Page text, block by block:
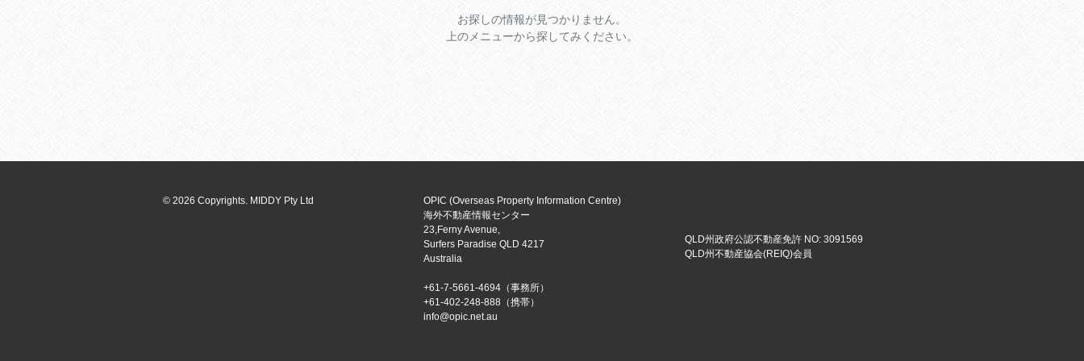
お探しの情報が見つかりません。
上のメニューから探してみください。
© 2026 Copyrights. MIDDY Pty Ltd
OPIC (Overseas Property Information Centre)
海外不動産情報センター
23,Ferny Avenue,
Surfers Paradise QLD 4217
Australia
+61-7-5661-4694 （事務所）
+61-402-248-888 （携帯）
ua.ten.cipo@ofni
QLD州政府公認不動産免許 NO: 3091569
QLD州不動産協会(REIQ)会員